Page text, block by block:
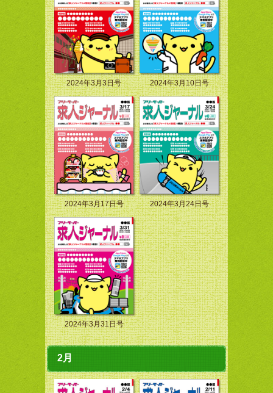
2024年3月3日号 2024年3月10日号
2024年3月17日号 2024年3月24日号
2024年3月31日号
2月